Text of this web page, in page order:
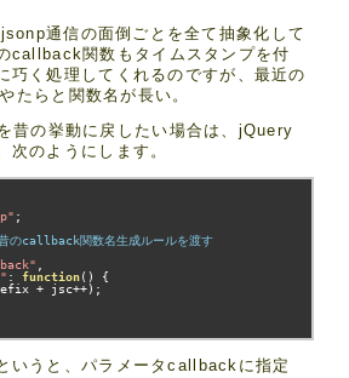
通信の面倒ごとを全て抽象化して
callback関数もタイムスタンプを付
巧く処理してくれるのですが、最近の
たらと関数名が長い。
昔の挙動に戻したい場合は、jQuery
次のようにします。
;
callback関数名生成ルールを渡す
,
: function()
{
+ jsc++);
いうと、パラメータcallbackに指定